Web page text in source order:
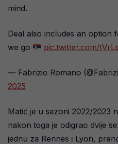
mind.
Deal also includes an option
we go
pic.twitter.com/
— Fabrizio Romano
2025
Matić je u sezoni 2022/2023
nakon toga je odigrao dvije
jednu za Rennes i Lyon,